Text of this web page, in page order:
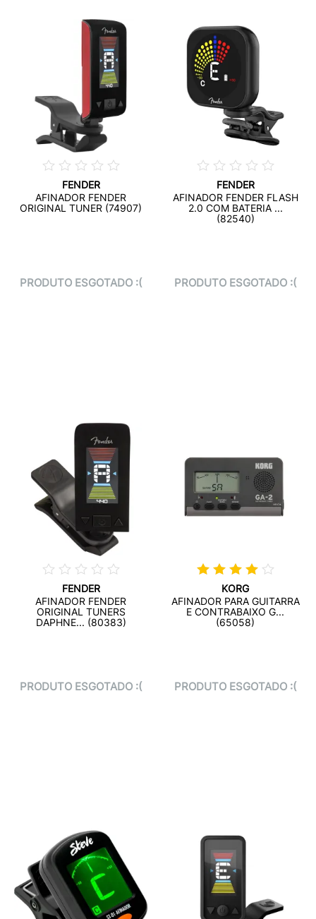
FENDER
AFINADOR FENDER
ORIGINAL TUNER (74907)
PRODUTO ESGOTADO :(
FENDER
AFINADOR FENDER FLASH
2.0 COM BATERIA ...
(82540)
PRODUTO ESGOTADO :(
FENDER
AFINADOR FENDER
ORIGINAL TUNERS
DAPHNE... (80383)
PRODUTO ESGOTADO :(
KORG
AFINADOR PARA GUITARRA
E CONTRABAIXO G...
(65058)
PRODUTO ESGOTADO :(